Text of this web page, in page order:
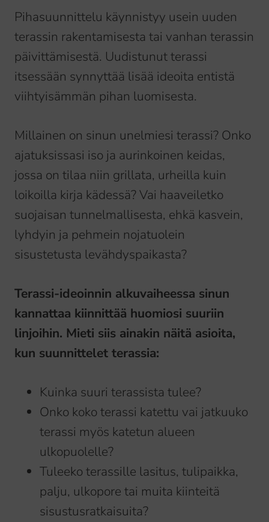
Pihasuunnittelu käynnistyy usein uuden
terassin rakentamisesta tai vanhan terassin
päivittämisestä. Uudistunut terassi
itsessään synnyttää lisää ideoita entistä
viihtyisämmän pihan luomisesta.
Millainen on sinun unelmiesi terassi? Onko
ajatuksissasi iso ja aurinkoinen keidas,
jossa on tilaa niin grillata, urheilla kuin
loikoilla kirja kädessä? Vai haaveiletko
suojaisan tunnelmallisesta, ehkä kasvein,
lyhdyin ja pehmein nojatuolein
sisustetusta levähdyspaikasta?
Terassi-ideoinnin alkuvaiheessa sinun
kannattaa kiinnittää huomiosi suuriin
linjoihin. Mieti siis ainakin näitä asioita,
kun suunnittelet terassia:
Kuinka suuri terassista tulee?
Onko koko terassi katettu vai jatkuuko
terassi myös katetun alueen
ulkopuolelle?
Tuleeko terassille lasitus, tulipaikka,
palju, ulkopore tai muita kiinteitä
sisustusratkaisuita?